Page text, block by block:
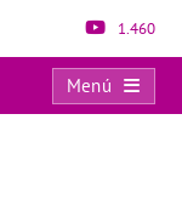
1.460
Menú